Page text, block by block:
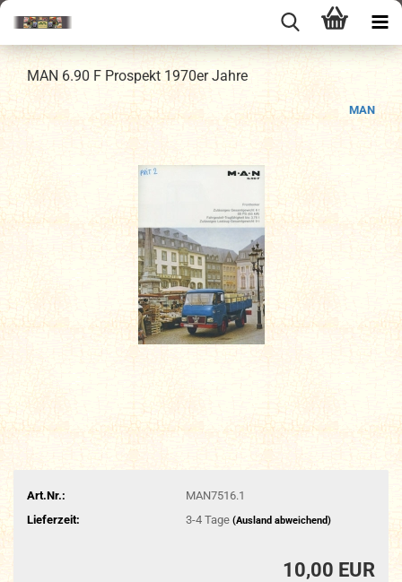
MAN 6.90 F Prospekt 1970er Jahre
MAN
Art.Nr.:
MAN7516.1
Lieferzeit:
3-4 Tage (Ausland abweichend)
10,00 EUR